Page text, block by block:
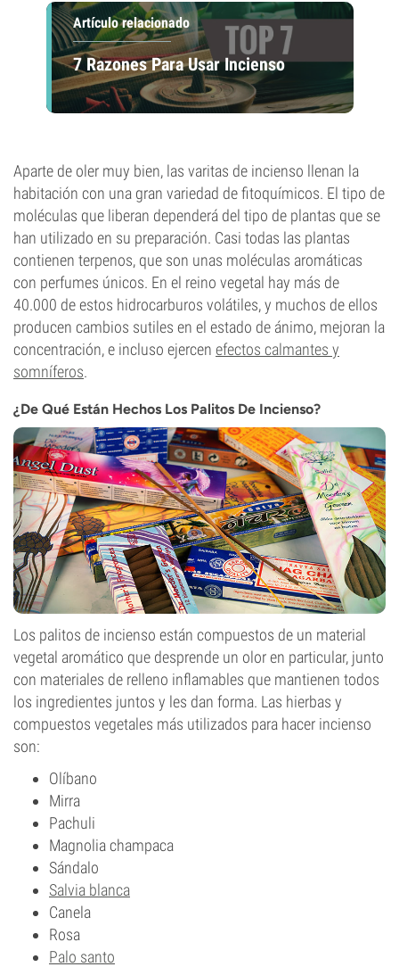
Artículo relacionado
7 Razones Para Usar Incienso
Aparte de oler muy bien, las varitas de incienso llenan la
habitación con una gran variedad de fitoquímicos. El tipo de
moléculas que liberan dependerá del tipo de plantas que se
han utilizado en su preparación. Casi todas las plantas
contienen terpenos, que son unas moléculas aromáticas
con perfumes únicos. En el reino vegetal hay más de
40.000 de estos hidrocarburos volátiles, y muchos de ellos
producen cambios sutiles en el estado de ánimo, mejoran la
concentración, e incluso ejercen efectos calmantes y
somníferos.
¿De Qué Están Hechos Los Palitos De Incienso?
Los palitos de incienso están compuestos de un material
vegetal aromático que desprende un olor en particular, junto
con materiales de relleno inflamables que mantienen todos
los ingredientes juntos y les dan forma. Las hierbas y
compuestos vegetales más utilizados para hacer incienso
son:
Olíbano
Mirra
Pachuli
Magnolia champaca
Sándalo
Salvia blanca
Canela
Rosa
Palo santo